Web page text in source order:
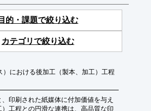
目的・課題で絞り込む
カテゴリで絞り込む
）における後加工（製本、加工）工程
印刷された紙媒体に付加価値を与え
工程との円滑な連携は、高品質な印